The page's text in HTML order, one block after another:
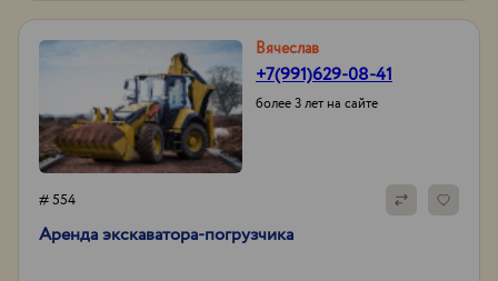
Вячеслав
+7(991)629-08-41
более 3 лет на сайте
# 554
Аренда экскаватора-погрузчика